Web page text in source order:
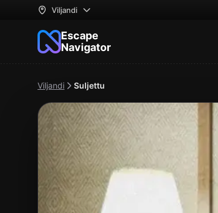
Viljandi
Escape
Navigator
Viljandi Suljettu